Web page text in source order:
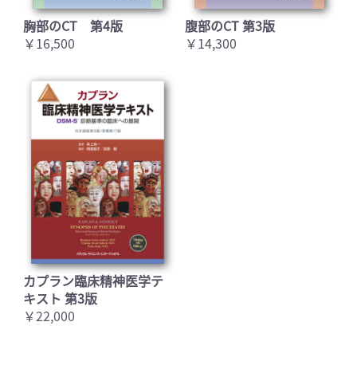
胸部のCT 第4版
￥16,500
腹部のCT 第3版
￥14,300
カプラン臨床精神医学テ
キスト 第3版
￥22,000